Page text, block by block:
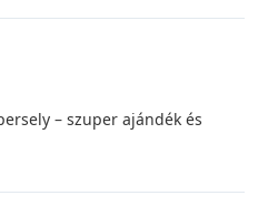
– szuper ajándék és